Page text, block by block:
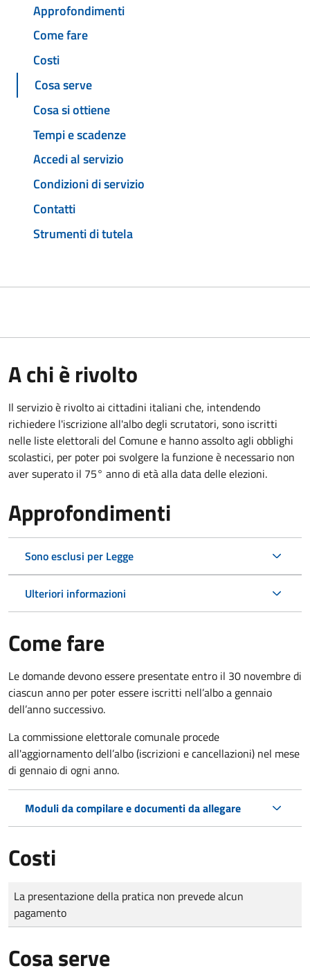
Approfondimenti
Come fare
Costi
Cosa serve
Cosa si ottiene
Tempi e scadenze
Accedi al servizio
Condizioni di servizio
Contatti
Strumenti di tutela
A chi è rivolto
Il servizio è rivolto ai cittadini italiani che, intendendo
richiedere l'iscrizione all'albo degli scrutatori, sono iscritti
nelle liste elettorali del Comune e hanno assolto agli obblighi
scolastici, per poter poi svolgere la funzione è necessario non
aver superato il 75° anno di età alla data delle elezioni.
Approfondimenti
Sono esclusi per Legge
Ulteriori informazioni
Come fare
Le domandedevono essere presentate entro il 30 novembre di
ciascun anno per poter essere iscritti nell’albo a gennaio
dell’anno successivo.
La commissione elettorale comunale procede
all'aggiornamento dell’albo (iscrizioni e cancellazioni) nel mese
di gennaio di ogni anno.
Moduli da compilare e documenti da allegare
Costi
Tipo di pagamento
Importo
La presentazione della pratica non prevede alcun
pagamento
Cosa serve